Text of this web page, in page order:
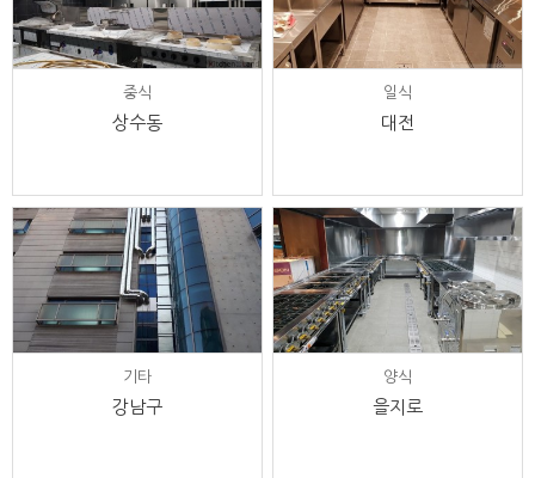
중식
상수동
일식
대전
기타
강남구
양식
을지로